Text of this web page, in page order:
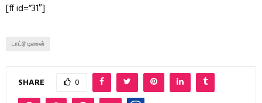
[ff id=”31″]
டாட்டூ டிசைன்
SHARE 0